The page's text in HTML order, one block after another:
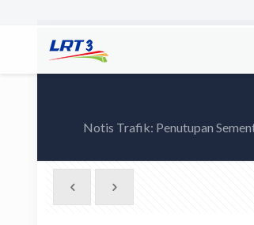
Notis Trafik: Penutupan